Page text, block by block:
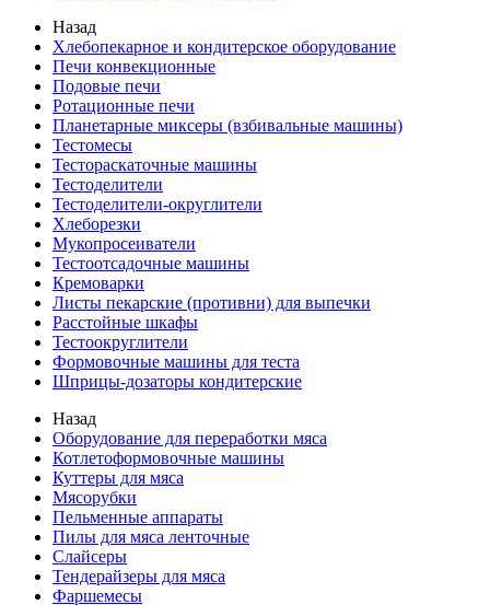
Назад
Хлебопекарное и кондитерское оборудование
Печи конвекционные
Подовые печи
Ротационные печи
Планетарные миксеры (взбивальные машины)
Тестомесы
Тестораскаточные машины
Тестоделители
Тестоделители-округлители
Хлеборезки
Мукопросеиватели
Тестоотсадочные машины
Кремоварки
Листы пекарские (противни) для выпечки
Расстойные шкафы
Тестоокруглители
Формовочные машины для теста
Шприцы-дозаторы кондитерские
Назад
Оборудование для переработки мяса
Котлетоформовочные машины
Куттеры для мяса
Мясорубки
Пельменные аппараты
Пилы для мяса ленточные
Слайсеры
Тендерайзеры для мяса
Фаршемесы